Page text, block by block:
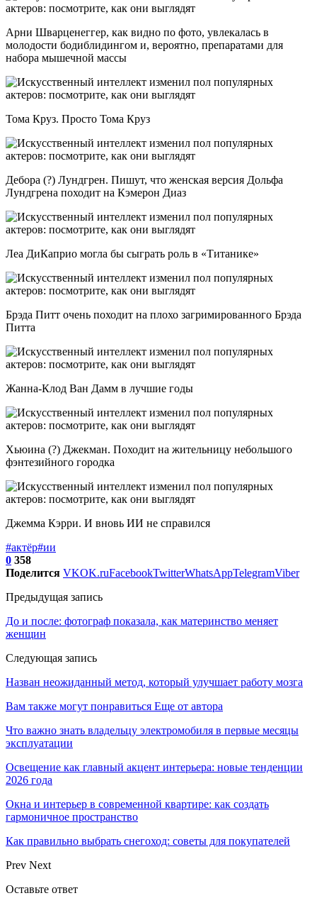
Арни Шварценеггер, как видно по фото, увлекалась в
молодости бодиблидингом и, вероятно, препаратами для
набора мышечной массы
Тома Круз. Просто Тома Круз
Дебора (?) Лундгрен. Пишут, что женская версия Дольфа
Лундгрена походит на Кэмерон Диаз
Леа ДиКаприо могла бы сыграть роль в «Титанике»
Брэда Питт очень походит на плохо загримированного Брэда
Питта
Жанна-Клод Ван Дамм в лучшие годы
Хьюина (?) Джекман. Походит на жительницу небольшого
фэнтезийного городка
Джемма Кэрри. И вновь ИИ не справился
#актёр#ии
0 358
Поделится VKOK.ruFacebookTwitterWhatsAppTelegramViber
Предыдущая запись
До и после: фотограф показала, как материнство меняет
женщин
Следующая запись
Назван неожиданный метод, который улучшает работу мозга
Вам также могут понравиться Еще от автора
Что важно знать владельцу электромобиля в первые месяцы
эксплуатации
Освещение как главный акцент интерьера: новые тенденции
2026 года
Окна и интерьер в современной квартире: как создать
гармоничное пространство
Как правильно выбрать снегоход: советы для покупателей
Prev Next
Оставьте ответ